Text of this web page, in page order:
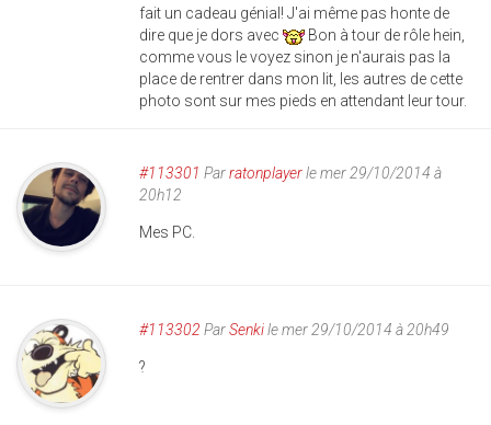
fait un cadeau génial! J'ai même pas honte de
dire que je dors avec
Bon à tour de rôle hein,
comme vous le voyez sinon je n'aurais pas la
place de rentrer dans mon lit, les autres de cette
photo sont sur mes pieds en attendant leur tour.
#113301 Parratonplayerle mer 29/10/2014 à
20h12
Mes PC.
#113302 ParSenkile mer 29/10/2014 à 20h49
?